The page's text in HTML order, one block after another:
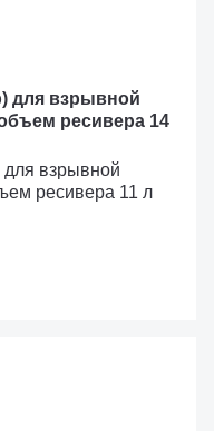
для взрывной
ресивера 14
взрывной
ресивера 11 л